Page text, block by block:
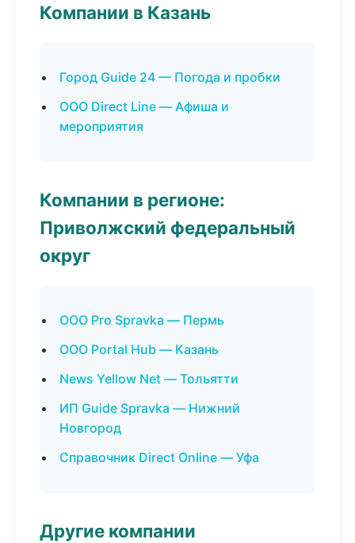
Компании в Казань
Город Guide 24 — Погода и пробки
ООО Direct Line — Афиша и
мероприятия
Компании в регионе:
Приволжский федеральный
округ
ООО Pro Spravka — Пермь
ООО Portal Hub — Казань
News Yellow Net — Тольятти
ИП Guide Spravka — Нижний
Новгород
Справочник Direct Online — Уфа
Другие компании